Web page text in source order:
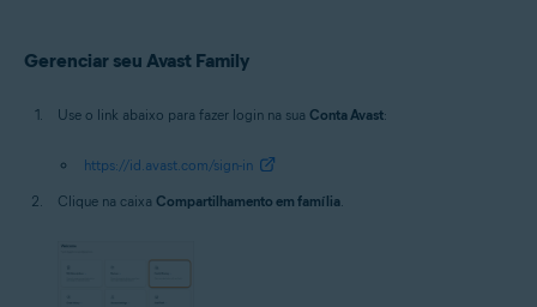
Gerenciar seu Avast Family
Use o link abaixo para fazer login na sua Conta Avast:
https://id.avast.com/sign-in
Clique na caixa Compartilhamento em família.